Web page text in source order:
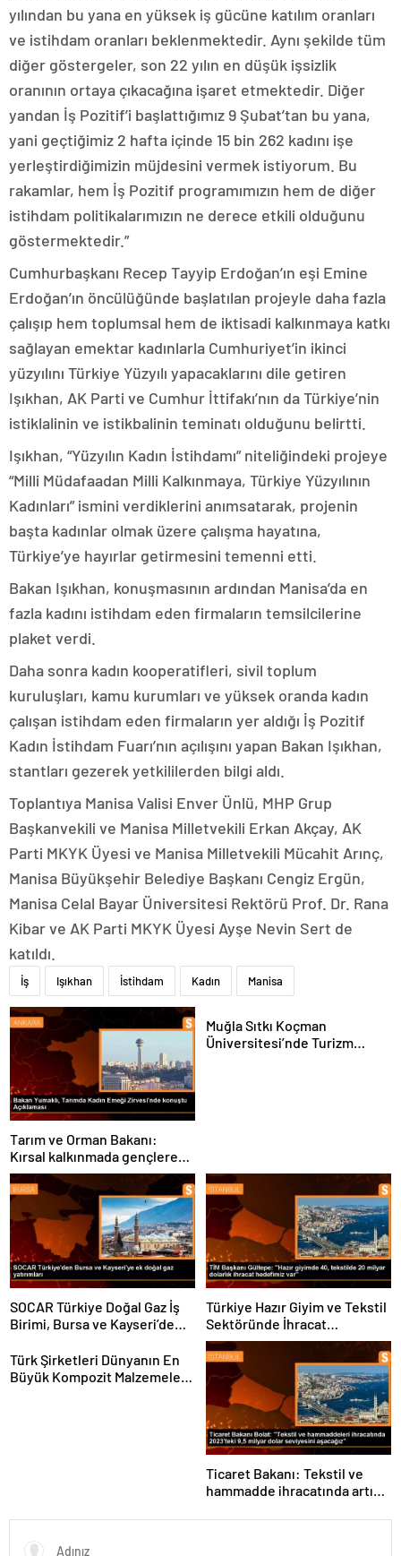
yılından bu yana en yüksek iş gücüne katılım oranları
ve istihdam oranları beklenmektedir. Aynı şekilde tüm
diğer göstergeler, son 22 yılın en düşük işsizlik
oranının ortaya çıkacağına işaret etmektedir. Diğer
yandan İş Pozitif’i başlattığımız 9 Şubat’tan bu yana,
yani geçtiğimiz 2 hafta içinde 15 bin 262 kadını işe
yerleştirdiğimizin müjdesini vermek istiyorum. Bu
rakamlar, hem İş Pozitif programımızın hem de diğer
istihdam politikalarımızın ne derece etkili olduğunu
göstermektedir.”
Cumhurbaşkanı Recep Tayyip Erdoğan’ın eşi Emine
Erdoğan’ın öncülüğünde başlatılan projeyle daha fazla
çalışıp hem toplumsal hem de iktisadi kalkınmaya katkı
sağlayan emektar kadınlarla Cumhuriyet’in ikinci
yüzyılını Türkiye Yüzyılı yapacaklarını dile getiren
Işıkhan, AK Parti ve Cumhur İttifakı’nın da Türkiye’nin
istiklalinin ve istikbalinin teminatı olduğunu belirtti.
Işıkhan, “Yüzyılın Kadın İstihdamı” niteliğindeki projeye
“Milli Müdafaadan Milli Kalkınmaya, Türkiye Yüzyılının
Kadınları” ismini verdiklerini anımsatarak, projenin
başta kadınlar olmak üzere çalışma hayatına,
Türkiye’ye hayırlar getirmesini temenni etti.
Bakan Işıkhan, konuşmasının ardından Manisa’da en
fazla kadını istihdam eden firmaların temsilcilerine
plaket verdi.
Daha sonra kadın kooperatifleri, sivil toplum
kuruluşları, kamu kurumları ve yüksek oranda kadın
çalışan istihdam eden firmaların yer aldığı İş Pozitif
Kadın İstihdam Fuarı’nın açılışını yapan Bakan Işıkhan,
stantları gezerek yetkililerden bilgi aldı.
Toplantıya Manisa Valisi Enver Ünlü, MHP Grup
Başkanvekili ve Manisa Milletvekili Erkan Akçay, AK
Parti MKYK Üyesi ve Manisa Milletvekili Mücahit Arınç,
Manisa Büyükşehir Belediye Başkanı Cengiz Ergün,
Manisa Celal Bayar Üniversitesi Rektörü Prof. Dr. Rana
Kibar ve AK Parti MKYK Üyesi Ayşe Nevin Sert de
katıldı.
İş Işıkhan İstihdam Kadın Manisa
Tarım ve Orman Bakanı:
Kırsal kalkınmada gençlere
ve kadınlara pozitif ayrımcılık
yapıyoruz
Muğla Sıtkı Koçman
Üniversitesi’nde Turizm
SOCAR Türkiye Doğal Gaz İş
Birimi, Bursa ve Kayseri’de
Türkiye Hazır Giyim ve Tekstil
Sektöründe İhracat
Hedeflerini Açıkladı
Türk Şirketleri Dünyanın En
Büyük Kompozit Malzemeler
Ticaret Bakanı: Tekstil ve
hammadde ihracatında artış